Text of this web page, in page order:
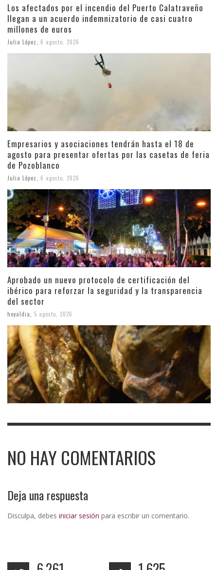
Los afectados por el incendio del Puerto Calatraveño
llegan a un acuerdo indemnizatorio de casi cuatro
millones de euros
Julia López 6 agosto, 2026
Empresarios y asociaciones tendrán hasta el 18 de
agosto para presentar ofertas por las casetas de feria
de Pozoblanco
Julia López 6 agosto, 2026
Aprobado un nuevo protocolo de certificación del
ibérico para reforzar la seguridad y la transparencia
del sector
hoyaldia 5 agosto, 2026
NO HAY COMENTARIOS
Deja una respuesta
Disculpa, debes iniciar sesión para escribir un comentario.